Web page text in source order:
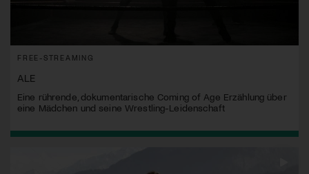
FREE-STREAMING
ALE
Eine rührende, dokumentarische Coming of Age Erzählung über
eine Mädchen und seine Wrestling-Leidenschaft